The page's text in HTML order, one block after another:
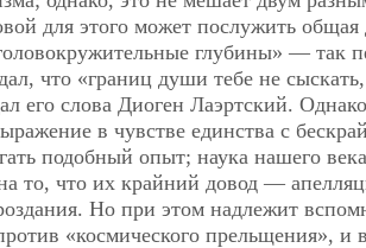
для этого может послужить
глубины» — так
что «границ души тебе не
его слова Диоген Лаэртский.
в чувстве единства с
подобный опыт; наука нашего
то, что их крайний довод —
Но при этом надлежит
«космического прельщения», и